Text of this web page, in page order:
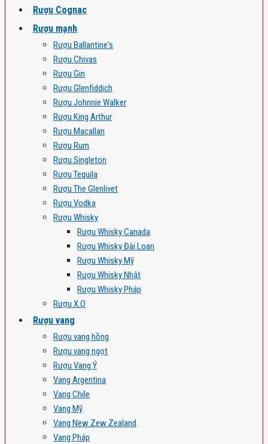
Rượu Cognac
Rượu mạnh
Rượu Ballantine's
Rượu Chivas
Rượu Gin
Rượu Glenfiddich
Rượu Johnnie Walker
Rượu King Arthur
Rượu Macallan
Rượu Rum
Rượu Singleton
Rượu Tequila
Rượu The Glenlivet
Rượu Vodka
Rượu Whisky
Rượu Whisky Canada
Rượu Whisky Đài Loan
Rượu Whisky Mỹ
Rượu Whisky Nhật
Rượu Whisky Pháp
Rượu X.O
Rượu vang
Rượu vang hồng
Rượu vang ngọt
Rượu Vang Ý
Vang Argentina
Vang Chile
Vang Mỹ
Vang New Zew Zealand
Vang Pháp